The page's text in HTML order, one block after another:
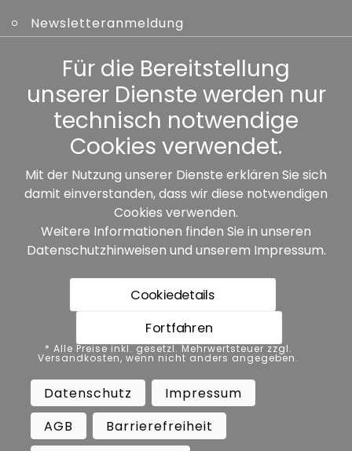
Newsletteranmeldung
Kennwort vergessen
Sonstiges
Unsere Partner:
* Alle Preise inkl. gesetzl. Mehrwertsteuer zzgl.
Versandkosten, wenn nicht anders angegeben.
Datenschutz Impressum
Barrierefreiheit
Vertrag widerrufen
Widerrufsbelehrung
Für die Bereitstellung
unserer Dienste werden nur
technisch notwendige
Cookies verwendet.
Mit der Nutzung unserer Dienste erklären Sie sich
damit einverstanden, dass wir diese notwendigen
Cookies verwenden.
Weitere Informationen finden Sie in unseren
Datenschutzhinweisen und unserem Impressum.
Cookiedetails
Fortfahren
* Alle Preise inkl. gesetzl. Mehrwertsteuer zzgl.
Versandkosten, wenn nicht anders angegeben.
Datenschutz
Impressum
AGB
Barrierefreiheit